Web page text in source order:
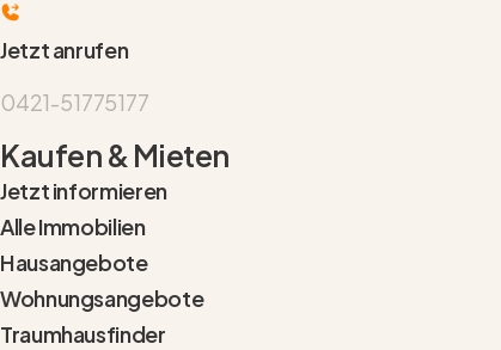
HAUBNER GROUP Immobilien GmbH
Jetzt anrufen
0421-51775177
Kaufen & Mieten
Jetzt informieren
Alle Immobilien
Hausangebote
Wohnungsangebote
Traumhausfinder